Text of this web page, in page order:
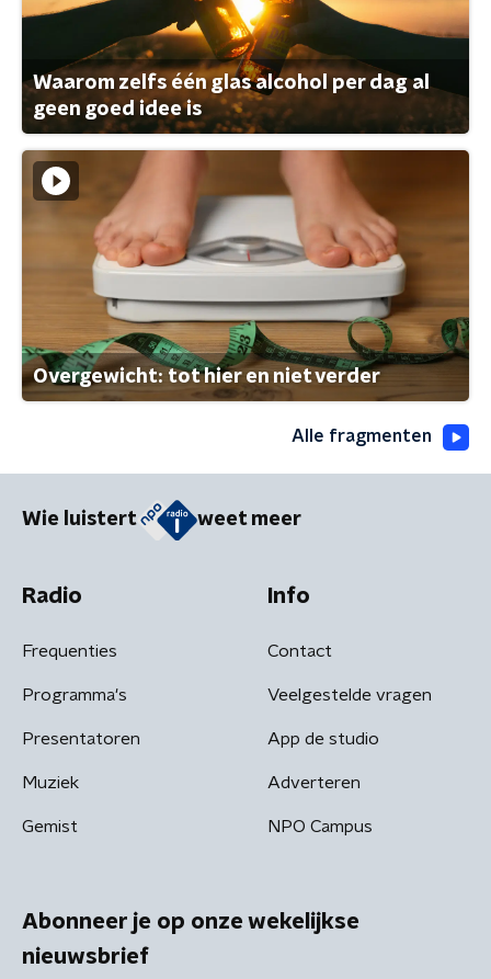
Waarom zelfs één glas alcohol per dag al
geen goed idee is
Overgewicht: tot hier en niet verder
Alle fragmenten
Wie luistert weet meer
Radio
Frequenties
Programma's
Presentatoren
Muziek
Gemist
Info
Contact
Veelgestelde vragen
App de studio
Adverteren
NPO Campus
Abonneer je op onze wekelijkse
nieuwsbrief